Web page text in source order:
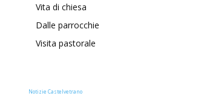
Vita di chiesa
Dalle parrocchie
Visita pastorale
Notizie Castelvetrano